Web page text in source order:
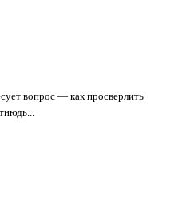
вопрос — как просверлить